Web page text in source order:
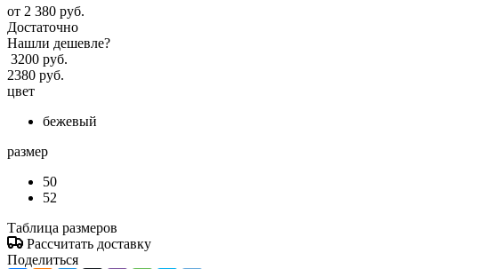
от 2 380 руб.
Достаточно
Нашли дешевле?
3200 руб.
2380 руб.
цвет
бежевый
размер
50
52
Таблица размеров
Рассчитать доставку
Поделиться